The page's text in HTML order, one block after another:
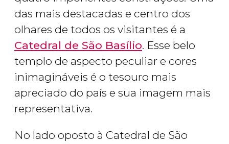
das mais destacadas e centro dos
olhares de todos os visitantes é a
Catedral de São Basílio. Esse belo
templo de aspecto peculiar e cores
inimagináveis é o tesouro mais
apreciado do país e sua imagem mais
representativa.
No lado oposto à Catedral de São